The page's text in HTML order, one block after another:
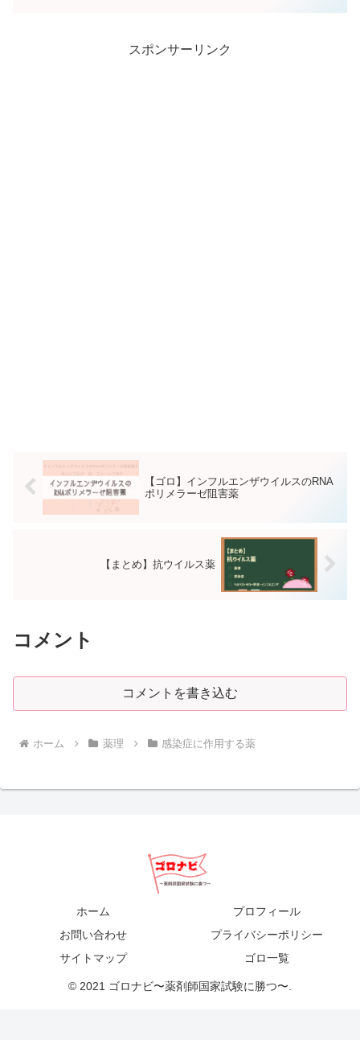
スポンサーリンク
【ゴロ】インフルエンザウイルスのRNA
ポリメラーゼ阻害薬
【まとめ】抗ウイルス薬
コメント
コメントを書き込む
ホーム 薬理 感染症に作用する薬
ホーム
プロフィール
お問い合わせ
プライバシーポリシー
サイトマップ
ゴロ一覧
© 2021 ゴロナビ〜薬剤師国家試験に勝つ〜.